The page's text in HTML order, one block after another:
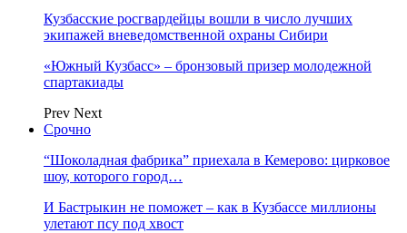
Кузбасские росгвардейцы вошли в число лучших
экипажей вневедомственной охраны Сибири
«Южный Кузбасс» – бронзовый призер молодежной
спартакиады
Prev Next
Срочно
“Шоколадная фабрика” приехала в Кемерово: цирковое
шоу, которого город…
И Бастрыкин не поможет – как в Кузбассе миллионы
улетают псу под хвост